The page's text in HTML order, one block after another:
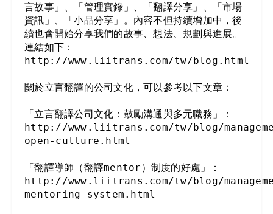
言故事」、「管理實錄」、「翻譯分享」、「市場
資訊」、「小品分享」。內容不但持續增加中，後
續也會開始分享我們的故事、想法、規劃與進展。
連結如下：
http://www.liitrans.com/tw/blog.html
關於立言翻譯的公司文化，可以參考以下文章：
「立言翻譯公司文化：鼓勵溝通與多元職務」：
http://www.liitrans.com/tw/blog/
open-culture.html
「翻譯導師（翻譯mentor）制度的好處」：
http://www.liitrans.com/tw/blog/
mentoring-system.html